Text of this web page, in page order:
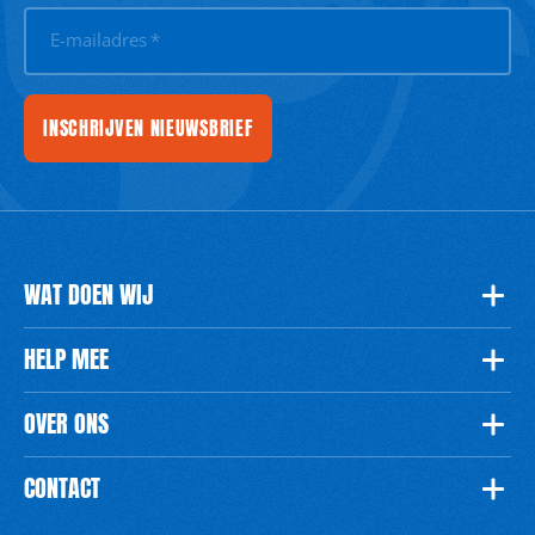
E-mailadres *
INSCHRIJVEN NIEUWSBRIEF
WAT DOEN WIJ
HELP MEE
OVER ONS
CONTACT